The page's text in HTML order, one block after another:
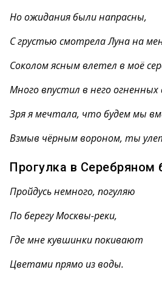
Но ожидания были напрасны,
С грустью смотрела Луна на
Соколом ясным влетел в моё
Много впустил в него огненных
Зря я мечтала, что будем мы
Взмыв чёрным вороном, ты
Прогулка в Серебряном
Пройдусь немного, погуляю
По берегу Москвы-реки,
Где мне кувшинки покивают
Цветами прямо из воды.